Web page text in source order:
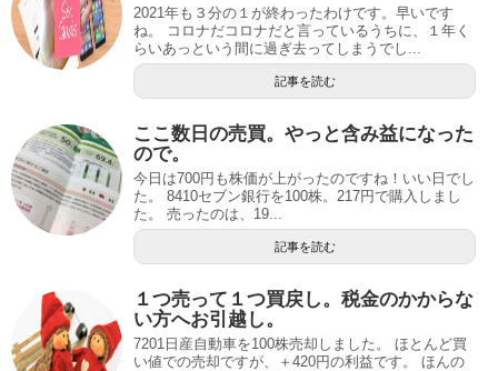
2021年も３分の１が終わったわけです。早いです
ね。 コロナだコロナだと言っているうちに、１年く
らいあっという間に過ぎ去ってしまうでし...
記事を読む
ここ数日の売買。やっと含み益になった
ので。
今日は700円も株価が上がったのですね！いい日でし
た。 8410セブン銀行を100株。217円で購入しまし
た。 売ったのは、19...
記事を読む
１つ売って１つ買戻し。税金のかからな
い方へお引越し。
7201日産自動車を100株売却しました。 ほとんど買
い値での売却ですが、＋420円の利益です。 ほんの